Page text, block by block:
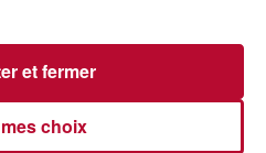
: RISQUE
LES INCENDIES
choix
et fermer